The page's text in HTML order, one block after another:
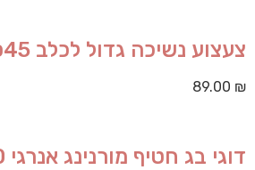
צעצוע נשיכה גדול לכלב 45סמ 1 יחידות
89.00 ₪
דוגי בג חטיף מורנינג אנרגי 150 גרם